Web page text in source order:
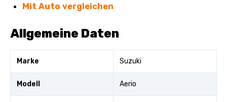
Mit Auto vergleichen
Allgemeine Daten
Marke Suzuki
Modell Aerio